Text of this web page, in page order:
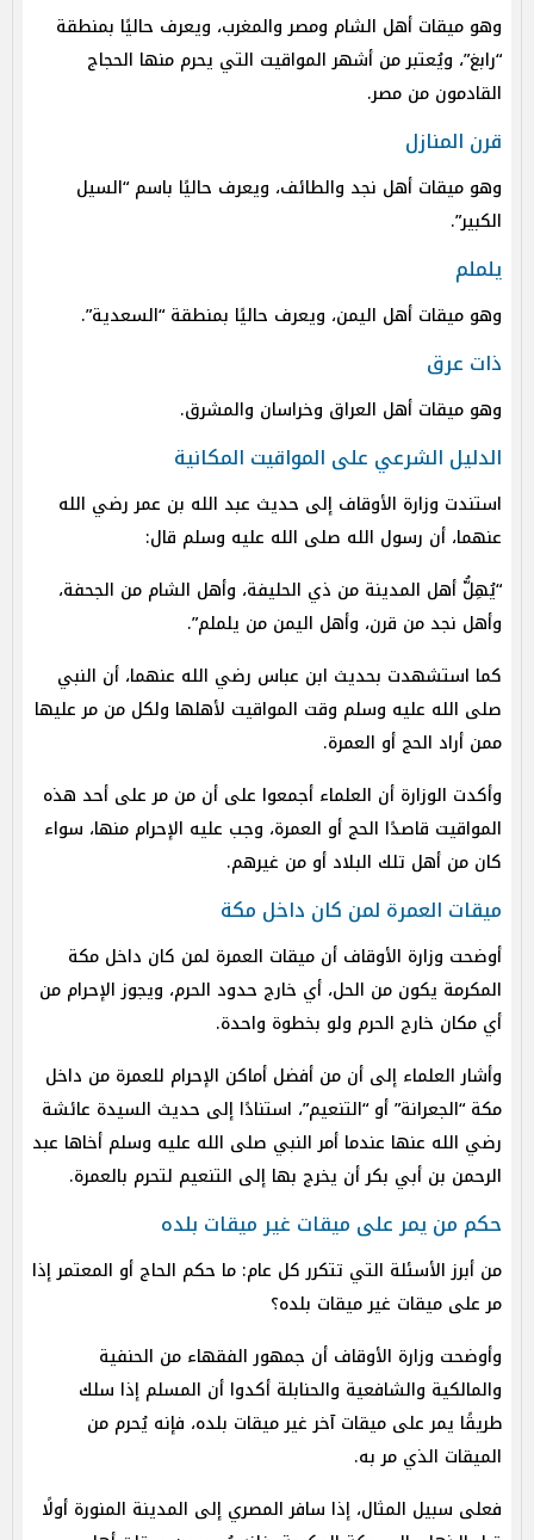
وهو ميقات أهل الشام ومصر والمغرب، ويعرف حاليًا بمنطقة
“رابغ”، ويُعتبر من أشهر المواقيت التي يحرم منها الحجاج
القادمون من مصر.
قرن المنازل
وهو ميقات أهل نجد والطائف، ويعرف حاليًا باسم “السيل
الكبير”.
يلملم
وهو ميقات أهل اليمن، ويعرف حاليًا بمنطقة “السعدية”.
ذات عرق
وهو ميقات أهل العراق وخراسان والمشرق.
الدليل الشرعي على المواقيت المكانية
استندت وزارة الأوقاف إلى حديث عبد الله بن عمر رضي الله
عنهما، أن رسول الله صلى الله عليه وسلم قال:
“يُهِلُّ أهل المدينة من ذي الحليفة، وأهل الشام من الجحفة،
وأهل نجد من قرن، وأهل اليمن من يلملم”.
كما استشهدت بحديث ابن عباس رضي الله عنهما، أن النبي
صلى الله عليه وسلم وقت المواقيت لأهلها ولكل من مر عليها
ممن أراد الحج أو العمرة.
وأكدت الوزارة أن العلماء أجمعوا على أن من مر على أحد هذه
المواقيت قاصدًا الحج أو العمرة، وجب عليه الإحرام منها، سواء
كان من أهل تلك البلاد أو من غيرهم.
ميقات العمرة لمن كان داخل مكة
أوضحت وزارة الأوقاف أن ميقات العمرة لمن كان داخل مكة
المكرمة يكون من الحل، أي خارج حدود الحرم، ويجوز الإحرام من
أي مكان خارج الحرم ولو بخطوة واحدة.
وأشار العلماء إلى أن من أفضل أماكن الإحرام للعمرة من داخل
مكة “الجعرانة” أو “التنعيم”، استنادًا إلى حديث السيدة عائشة
رضي الله عنها عندما أمر النبي صلى الله عليه وسلم أخاها عبد
الرحمن بن أبي بكر أن يخرج بها إلى التنعيم لتحرم بالعمرة.
حكم من يمر على ميقات غير ميقات بلده
من أبرز الأسئلة التي تتكرر كل عام: ما حكم الحاج أو المعتمر إذا
مر على ميقات غير ميقات بلده؟
وأوضحت وزارة الأوقاف أن جمهور الفقهاء من الحنفية
والمالكية والشافعية والحنابلة أكدوا أن المسلم إذا سلك
طريقًا يمر على ميقات آخر غير ميقات بلده، فإنه يُحرم من
الميقات الذي مر به.
فعلى سبيل المثال، إذا سافر المصري إلى المدينة المنورة أولًا